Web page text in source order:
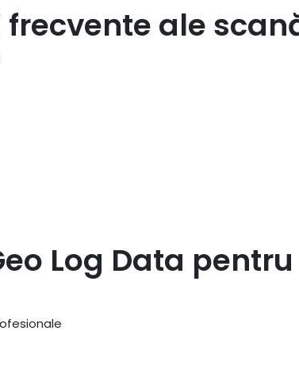
ale
Log Data